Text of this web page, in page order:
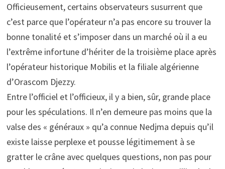
Officieusement, certains observateurs susurrent que
c’est parce que l’opérateur n’a pas encore su trouver la
bonne tonalité et s’imposer dans un marché où il a eu
l’extrême infortune d’hériter de la troisième place après
l’opérateur historique Mobilis et la filiale algérienne
d’Orascom Djezzy.
Entre l’officiel et l’officieux, il y a bien, sûr, grande place
pour les spéculations. Il n’en demeure pas moins que la
valse des « généraux » qu’a connue Nedjma depuis qu’il
existe laisse perplexe et pousse légitimement à se
gratter le crâne avec quelques questions, non pas pour